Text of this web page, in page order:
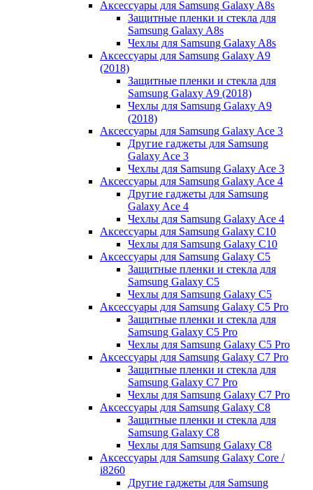
Аксессуары для Samsung Galaxy A8s
Защитные пленки и стекла для
Samsung Galaxy A8s
Чехлы для Samsung Galaxy A8s
Аксессуары для Samsung Galaxy A9
(2018)
Защитные пленки и стекла для
Samsung Galaxy A9 (2018)
Чехлы для Samsung Galaxy A9
(2018)
Аксессуары для Samsung Galaxy Ace 3
Другие гаджеты для Samsung
Galaxy Ace 3
Чехлы для Samsung Galaxy Ace 3
Аксессуары для Samsung Galaxy Ace 4
Другие гаджеты для Samsung
Galaxy Ace 4
Чехлы для Samsung Galaxy Ace 4
Аксессуары для Samsung Galaxy C10
Чехлы для Samsung Galaxy C10
Аксессуары для Samsung Galaxy C5
Защитные пленки и стекла для
Samsung Galaxy C5
Чехлы для Samsung Galaxy C5
Аксессуары для Samsung Galaxy C5 Pro
Защитные пленки и стекла для
Samsung Galaxy C5 Pro
Чехлы для Samsung Galaxy C5 Pro
Аксессуары для Samsung Galaxy C7 Pro
Защитные пленки и стекла для
Samsung Galaxy C7 Pro
Чехлы для Samsung Galaxy C7 Pro
Аксессуары для Samsung Galaxy C8
Защитные пленки и стекла для
Samsung Galaxy C8
Чехлы для Samsung Galaxy C8
Аксессуары для Samsung Galaxy Core /
i8260
Другие гаджеты для Samsung